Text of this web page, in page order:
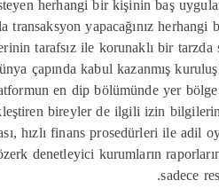
yapacağınız
tarafsız ile korunaklı bir
çapında kabul kazanmış
en dip bölümünde yer
bireyler de ilgili izin
hızlı finans prosedürleri ile
denetleyici kurumların
sadece